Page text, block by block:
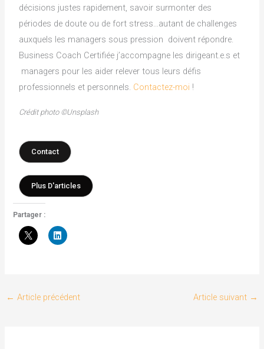
décisions justes rapidement, savoir surmonter des
périodes de doute ou de fort stress…autant de challenges
auxquels les managers sous pression doivent répondre.
Business Coach Certifiée j’accompagne les dirigeant.e.s et
managers pour les aider relever tous leurs défis
professionnels et personnels. Contactez-moi !
Crédit photo ©Unsplash
Contact
Plus D'articles
Partager :
← Article précédent Article suivant →